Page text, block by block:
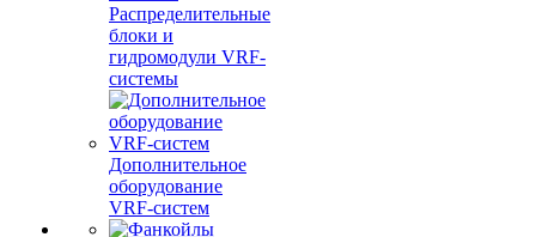
Распределительные
блоки и
гидромодули VRF-
системы
Дополнительное
оборудование
VRF-систем